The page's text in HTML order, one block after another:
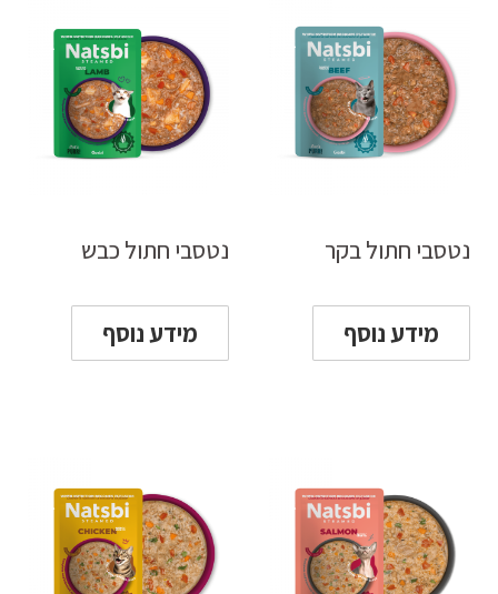
נטסבי חתול בקר
מידע נוסף
נטסבי חתול כבש
מידע נוסף